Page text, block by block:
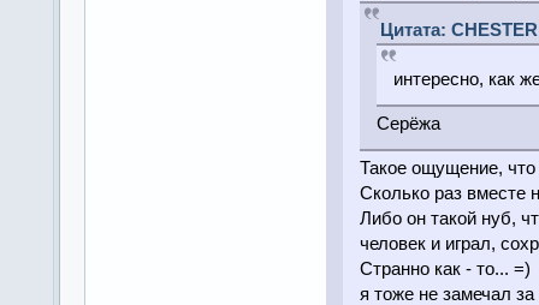
Цитата:
интересно, как
Серёжа
Такое ощущение, что
Сколько раз вместе
Либо он такой нуб,
человек и играл,
Странно как - то... =)
я тоже не замечал за